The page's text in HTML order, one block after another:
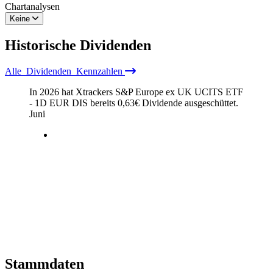
Chartanalysen
Keine
Historische Dividenden
Alle Dividenden Kennzahlen
In 2026 hat Xtrackers S&P Europe ex UK UCITS ETF
- 1D EUR DIS bereits 0,63€ Dividende ausgeschüttet.
Juni
Stammdaten